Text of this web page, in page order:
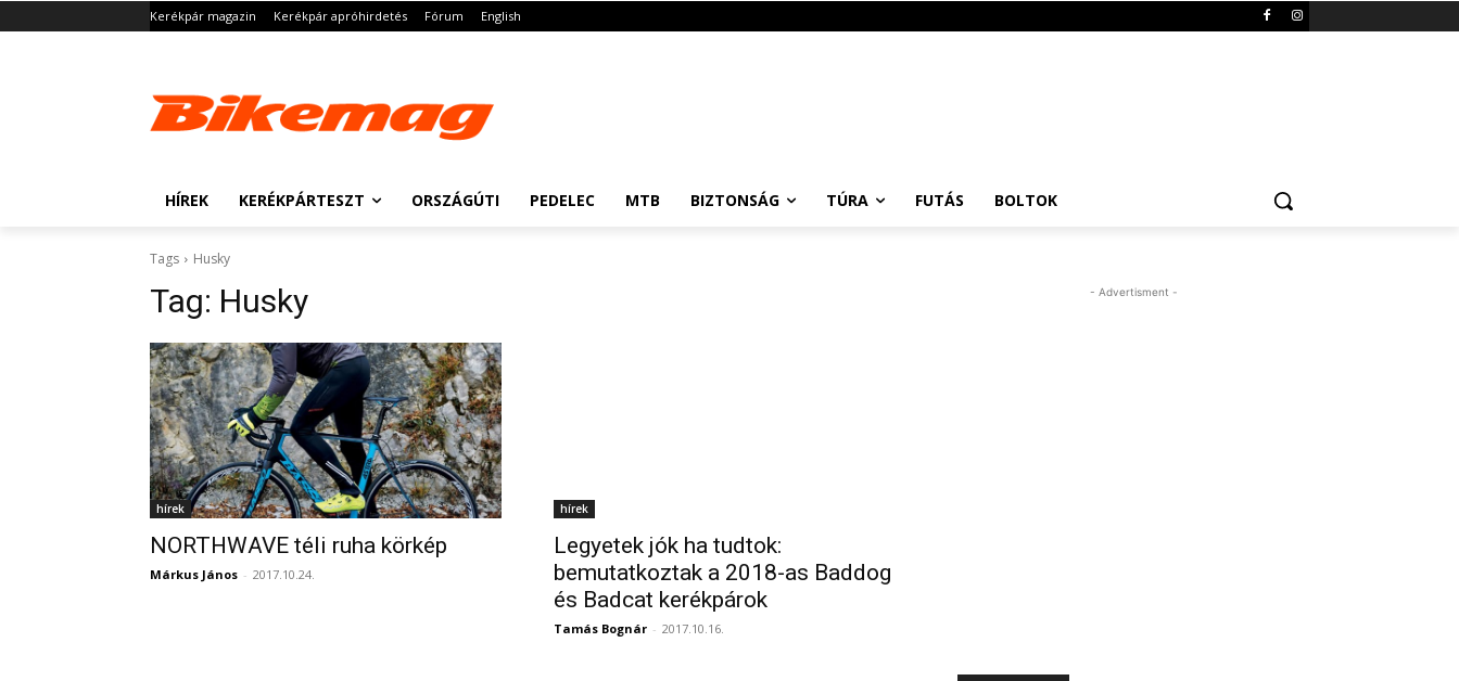
Kerékpár magazin Kerékpár apróhirdetés Fórum English
HÍREK KERÉKPÁRTESZT ORSZÁGÚTI PEDELEC MTB BIZTONSÁG TÚRA FUTÁS BOLTOK
Tags Husky
Tag: Husky
hírek
NORTHWAVE téli ruha körkép
Márkus János - 2017.10.24.
hírek
Legyetek jók ha tudtok:
bemutatkoztak a 2018-as Baddog
és Badcat kerékpárok
Tamás Bognár - 2017.10.16.
- Advertisment -